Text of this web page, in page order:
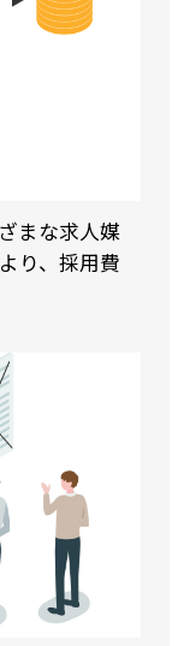
まな求人媒
り、採用費